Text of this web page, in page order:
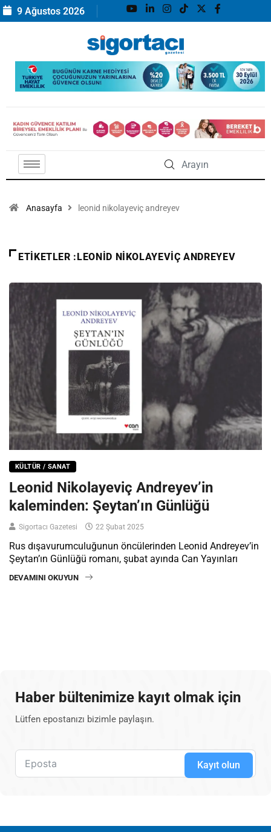
9 Ağustos 2026
Anasayfa leonid nikolayeviç andreyev
ETIKETLER :LEONID NIKOLAYEVIÇ ANDREYEV
KÜLTÜR / SANAT
Leonid Nikolayeviç Andreyev’in
kaleminden: Şeytan’ın Günlüğü
Sigortacı Gazetesi 22 Şubat 2025
Rus dışavurumculuğunun öncülerinden Leonid Andreyev’in
Şeytan’ın Günlüğü romanı, şubat ayında Can Yayınları
DEVAMINI OKUYUN
Haber bültenimize kayıt olmak için
Lütfen epostanızı bizimle paylaşın.
Kayıt olun